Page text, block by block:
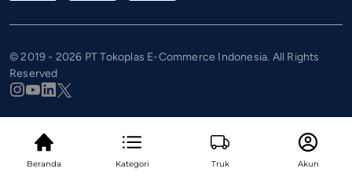
Beranda Kategori Truk Akun
© 2019 - 2026 PT Tokoplas E-Commerce Indonesia. All Rights
Reserved